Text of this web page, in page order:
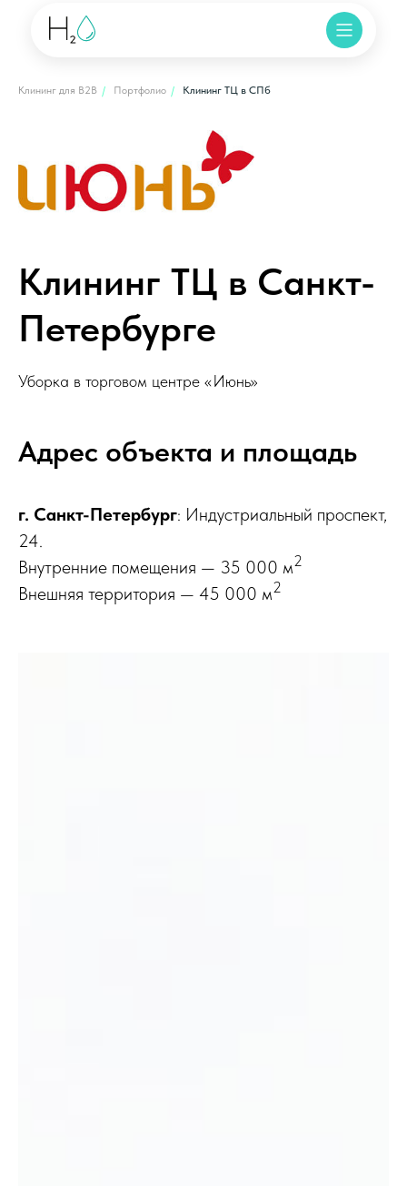
Клининг для B2B / Портфолио / Клининг ТЦ в СПб
Клининг ТЦ в Санкт-
Петербурге
Уборка в торговом центре «Июнь»
Адрес объекта и площадь
г. Санкт-Петербург: Индустриальный проспект,
24.
Внутренние помещения — 35 000 м2
Внешняя территория — 45 000 м2